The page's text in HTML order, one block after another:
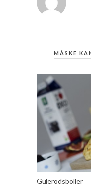
MÅSKE
Gulerodsboller